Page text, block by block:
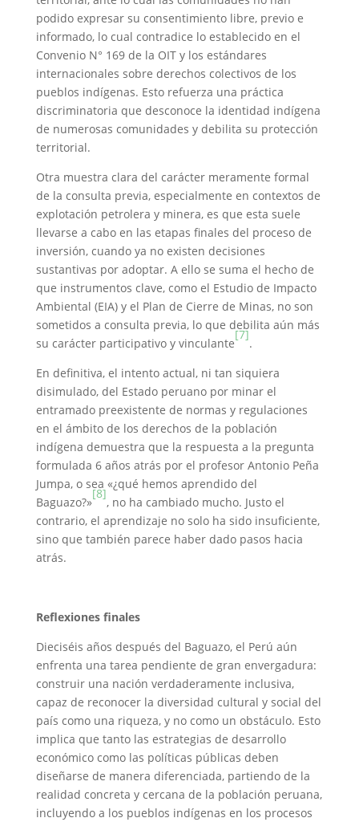
podido expresar su consentimiento libre, previo e
informado, lo cual contradice lo establecido en el
Convenio N° 169 de la OIT y los estándares
internacionales sobre derechos colectivos de los
pueblos indígenas. Esto refuerza una práctica
discriminatoria que desconoce la identidad indígena
de numerosas comunidades y debilita su protección
territorial.
Otra muestra clara del carácter meramente formal
de la consulta previa, especialmente en contextos de
explotación petrolera y minera, es que esta suele
llevarse a cabo en las etapas finales del proceso de
inversión, cuando ya no existen decisiones
sustantivas por adoptar. A ello se suma el hecho de
que instrumentos clave, como el Estudio de Impacto
Ambiental (EIA) y el Plan de Cierre de Minas, no son
sometidos a consulta previa, lo que debilita aún más
su carácter participativo y vinculante
[7]
.
En definitiva, el intento actual, ni tan siquiera
disimulado, del Estado peruano por minar el
entramado preexistente de normas y regulaciones
en el ámbito de los derechos de la población
indígena demuestra que la respuesta a la pregunta
formulada 6 años atrás por el profesor Antonio Peña
Jumpa, o sea «¿qué hemos aprendido del
Baguazo?»
[8]
, no ha cambiado mucho. Justo el
contrario, el aprendizaje no solo ha sido insuficiente,
sino que también parece haber dado pasos hacia
atrás.
Reflexiones finales
Dieciséis años después del Baguazo, el Perú aún
enfrenta una tarea pendiente de gran envergadura:
construir una nación verdaderamente inclusiva,
capaz de reconocer la diversidad cultural y social del
país como una riqueza, y no como un obstáculo. Esto
implica que tanto las estrategias de desarrollo
económico como las políticas públicas deben
diseñarse de manera diferenciada, partiendo de la
realidad concreta y cercana de la población peruana,
incluyendo a los pueblos indígenas en los procesos